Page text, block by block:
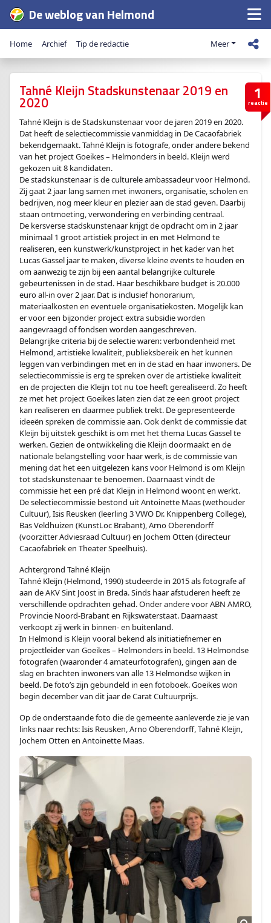
De weblog van Helmond
Home Archief Tip de redactie Meer
1
reactie
Tahné Kleijn Stadskunstenaar 2019 en
2020
Tahné Kleijn is de Stadskunstenaar voor de jaren 2019 en 2020.
Dat heeft de selectiecommissie vanmiddag in De Cacaofabriek
bekendgemaakt. Tahné Kleijn is fotografe, onder andere bekend
van het project Goeikes – Helmonders in beeld. Kleijn werd
gekozen uit 8 kandidaten.
De stadskunstenaar is de culturele ambassadeur voor Helmond.
Zij gaat 2 jaar lang samen met inwoners, organisatie, scholen en
bedrijven, nog meer kleur en plezier aan de stad geven. Daarbij
staan ontmoeting, verwondering en verbinding centraal.
De kersverse stadskunstenaar krijgt de opdracht om in 2 jaar
minimaal 1 groot artistiek project in en met Helmond te
realiseren, een kunstwerk/kunstproject in het kader van het
Lucas Gassel jaar te maken, diverse kleine events te houden en
om aanwezig te zijn bij een aantal belangrijke culturele
gebeurtenissen in de stad. Haar beschikbare budget is 20.000
euro all-in over 2 jaar. Dat is inclusief honorarium,
materiaalkosten en eventuele organisatiekosten. Mogelijk kan
er voor een bijzonder project extra subsidie worden
aangevraagd of fondsen worden aangeschreven.
Belangrijke criteria bij de selectie waren: verbondenheid met
Helmond, artistieke kwaliteit, publieksbereik en het kunnen
leggen van verbindingen met en in de stad en haar inwoners. De
selectiecommissie is erg te spreken over de artistieke kwaliteit
en de projecten die Kleijn tot nu toe heeft gerealiseerd. Zo heeft
ze met het project Goeikes laten zien dat ze een groot project
kan realiseren en daarmee publiek trekt. De gepresenteerde
ideeën spreken de commissie aan. Ook denkt de commissie dat
Kleijn bij uitstek geschikt is om met het thema Lucas Gassel te
werken. Gezien de ontwikkeling die Kleijn doormaakt en de
nationale belangstelling voor haar werk, is de commissie van
mening dat het een uitgelezen kans voor Helmond is om Kleijn
tot stadskunstenaar te benoemen. Daarnaast vindt de
commissie het een pré dat Kleijn in Helmond woont en werkt.
De selectiecommissie bestond uit Antoinette Maas (wethouder
Cultuur), Isis Reusken (leerling 3 VWO Dr. Knippenberg College),
Bas Veldhuizen (KunstLoc Brabant), Arno Oberendorff
(voorzitter Adviesraad Cultuur) en Jochem Otten (directeur
Cacaofabriek en Theater Speelhuis).
Achtergrond Tahné Kleijn
Tahné Kleijn (Helmond, 1990) studeerde in 2015 als fotografe af
aan de AKV Sint Joost in Breda. Sinds haar afstuderen heeft ze
verschillende opdrachten gehad. Onder andere voor ABN AMRO,
Provincie Noord-Brabant en Rijkswaterstaat. Daarnaast
verkoopt zij werk in binnen- en buitenland.
In Helmond is Kleijn vooral bekend als initiatiefnemer en
projectleider van Goeikes – Helmonders in beeld. 13 Helmondse
fotografen (waaronder 4 amateurfotografen), gingen aan de
slag en brachten inwoners van alle 13 Helmondse wijken in
beeld. De foto’s zijn gebundeld in een fotoboek. Goeikes won
begin december van dit jaar de Carat Cultuurprijs.
Op de onderstaande foto die de gemeente aanleverde zie je van
links naar rechts: Isis Reusken, Arno Oberendorff, Tahné Kleijn,
Jochem Otten en Antoinette Maas.